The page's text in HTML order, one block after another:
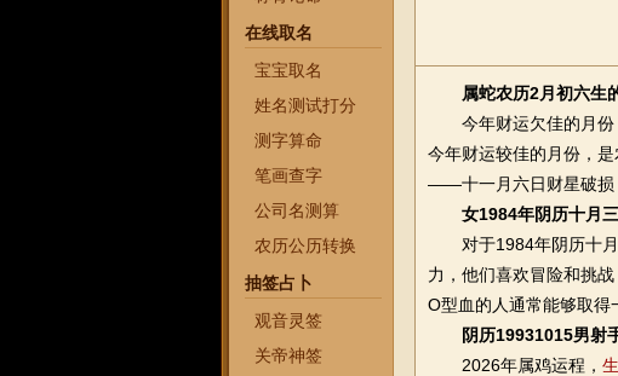
在线取名
宝宝取名
姓名测试打分
测字算命
笔画查字
公司名测算
农历公历转换
抽签占卜
观音灵签
关帝神签
属蛇农历2月初六生
今年财运欠佳的月份，
今年财运较佳的月份，
——十一月六日财星破损
女1984年阴历十月
对于1984年阴历十月
力，他们喜欢冒险和挑
O型血的人通常能够取得
阴历19931015男射
2026年属鸡运程，